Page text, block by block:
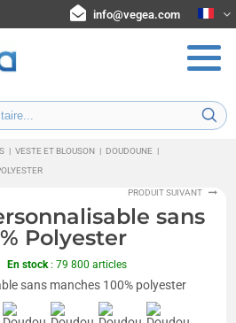
info@vegea.com
| VESTE ET BLOUSON | DOUDOUNE |
PRODUIT SUIVANT
sans
Polyester
En stock: 79 800 articles